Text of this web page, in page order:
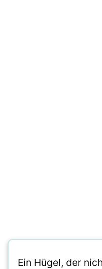
Ein Hügel, der